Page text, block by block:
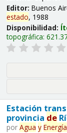
Editor: Buenos
estado, 1988
Disponibilidad:
topográfica:
Estación
provincia de
por Agua y Energía